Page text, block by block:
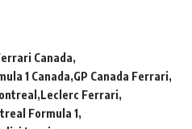
Canada
1 Canada GP Canada Ferrari
Leclerc Ferrari
Formula 1